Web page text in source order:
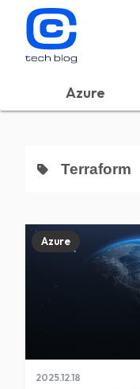
Azure
Terraform
2025.12.18
Azure